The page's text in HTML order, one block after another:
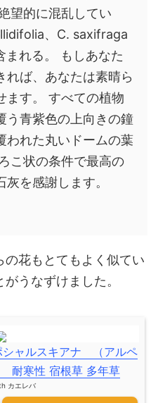
望的に混乱してい
、C. saxifraga
れる。 もしあなた
れば、あなたは素晴ら
ます。 すべての植物
う青紫色の上向きの鐘
われた丸いドームの葉
こ状の条件で最高の
を感謝します。
花もとてもよく似てい
うなずけました。
シャルスキアナ （アルペ
寒性 宿根草 多年草
カエレバ